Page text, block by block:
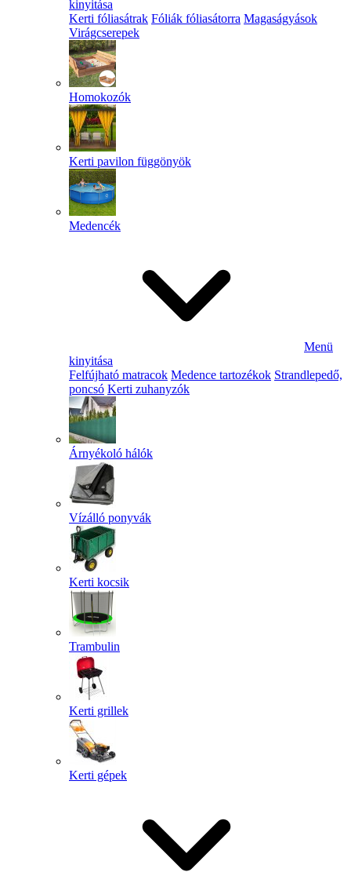
kinyitása
Kerti fóliasátrak Fóliák fóliasátorra Magaságyások
Virágcserepek
Homokozók
Kerti pavilon függönyök
Medencék
Menü
kinyitása
Felfújható matracok Medence tartozékok Strandlepedő,
poncsó Kerti zuhanyzók
Árnyékoló hálók
Vízálló ponyvák
Kerti kocsik
Trambulin
Kerti grillek
Kerti gépek